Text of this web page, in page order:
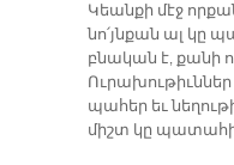
Կեանքի մէջ
նո՛յնքան ալ կը
բնական է, քանի
Ուրախութիւններ
պահեր եւ
միշտ կը